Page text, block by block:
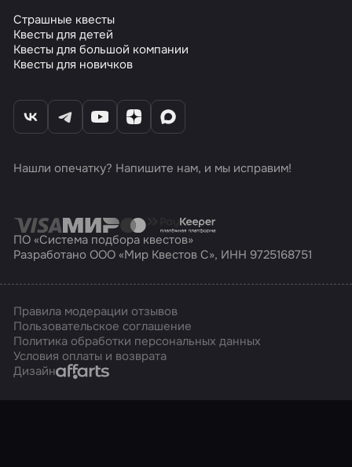
Страшные квесты
Квесты для детей
Квесты для большой компании
Квесты для новичков
Нашли опечатку? Напишите нам, и мы исправим!
ПО «Система подбора квестов»
Разработано ООО «Мир Квестов С», ИНН 9725168751
Правила модерации отзывов
Пользовательское соглашение
Политика обработки персональных данных
Условия оплаты и возврата
ДизайнAffarts